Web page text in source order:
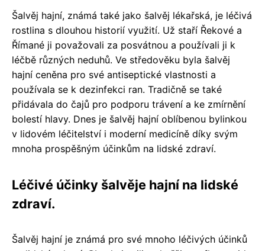
Šalvěj hajní, známá také jako šalvěj lékařská, je léčivá
rostlina s dlouhou historií využití. Už staří Řekové a
Římané ji považovali za posvátnou a používali ji k
léčbě různých neduhů. Ve středověku byla šalvěj
hajní ceněna pro své antiseptické vlastnosti a
používala se k dezinfekci ran. Tradičně se také
přidávala do čajů pro podporu trávení a ke zmírnění
bolestí hlavy. Dnes je šalvěj hajní oblíbenou bylinkou
v lidovém léčitelství i moderní medicíně díky svým
mnoha prospěšným účinkům na lidské zdraví.
Léčivé účinky šalvěje hajní na lidské
zdraví.
Šalvěj hajní je známá pro své mnoho léčivých účinků